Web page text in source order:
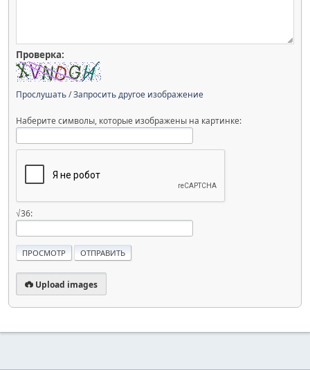
Проверка:
Прослушать/Запросить другое изображение
Наберите символы, которые изображены на картинке:
√36:
Upload images